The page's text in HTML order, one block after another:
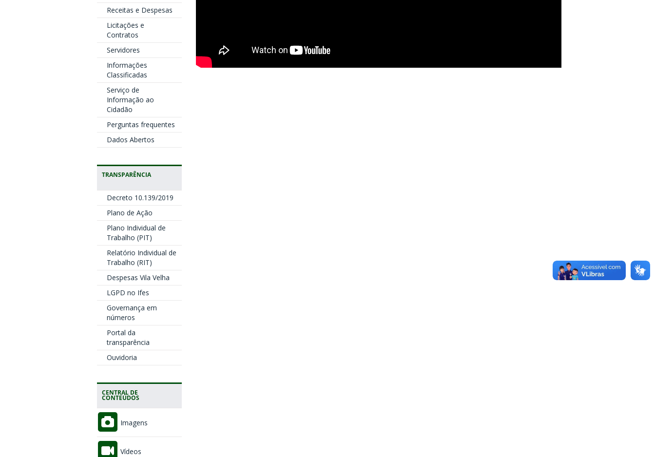
Receitas e Despesas
Licitações e
Contratos
Servidores
Informações
Classificadas
Serviço de
Informação ao
Cidadão
Perguntas frequentes
Dados Abertos
TRANSPARÊNCIA
Decreto 10.139/2019
Plano de Ação
Plano Individual de
Trabalho (PIT)
Relatório Individual de
Trabalho (RIT)
Despesas Vila Velha
LGPD no Ifes
Governança em
números
Portal da
transparência
Ouvidoria
CENTRAL DE
CONTEÚDOS
Imagens
Vídeos